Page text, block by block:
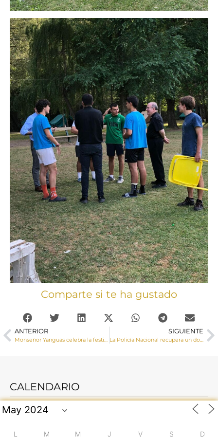
Comparte si te ha gustado
ANTERIOR
Monseñor Yanguas celebra la festividad de la Virgen del Carmen con los Carmelitas del convento de San José
SIGUIENTE
La Policía Nacional recupera un documento del S. XII que fue sustraído hace 43 años del Archivo Capitular de la Catedral
CALENDARIO
L M M J V S D